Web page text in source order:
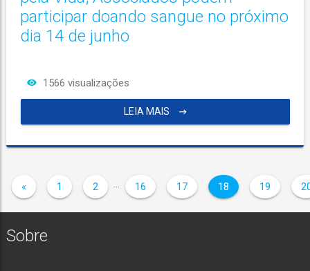
participar doando sangue no próximo
dia 14 de junho
1566 visualizações
LEIA MAIS
« 1 2 … 16 17 18 19
Sobre